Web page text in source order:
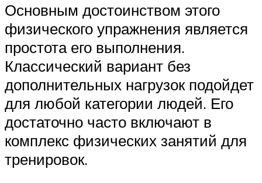
Основным достоинством этого
физического упражнения является
простота его выполнения.
Классический вариант без
дополнительных нагрузок подойдет
для любой категории людей. Его
достаточно часто включают в
комплекс физических занятий для
тренировок.